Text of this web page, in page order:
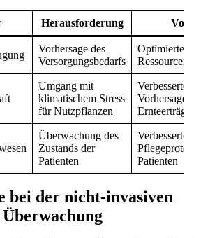
Herausforderung Vorteil
Vorhersage des
Versorgungsbedarfs
Optimierte
Umgang mit
klimatischem Stress
für Nutzpflanzen
Verbesserte
Vorhersage der
Ernteerträge
Überwachung des
Zustands der
Patienten
Verbesserte
Pflegeprotokolle
Patienten
bei der nicht-invasiven